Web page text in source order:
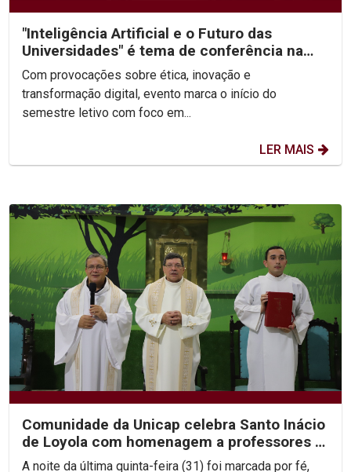
"Inteligência Artificial e o Futuro das
Universidades" é tema de conferência na
abertura da...
Com provocações sobre ética, inovação e
transformação digital, evento marca o início do
semestre letivo com foco em...
LER MAIS
Comunidade da Unicap celebra Santo Inácio
de Loyola com homenagem a professores e
jesuítas
A noite da última quinta-feira (31) foi marcada por fé,